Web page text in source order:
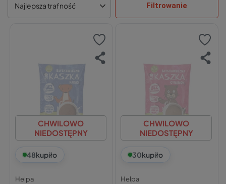
Najlepsza trafność Filtrowanie
CHWILOWO
NIEDOSTĘPNY
48kupiło
Helpa
CHWILOWO
NIEDOSTĘPNY
30kupiło
Helpa